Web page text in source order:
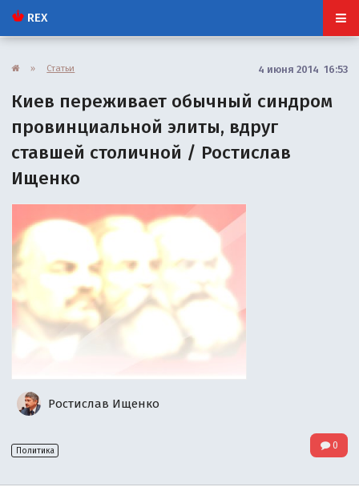
REX
» Статьи 4 июня 2014 16:53
Киев переживает обычный синдром
провинциальной элиты, вдруг
ставшей столичной / Ростислав
Ищенко
Ростислав Ищенко
Политика 0